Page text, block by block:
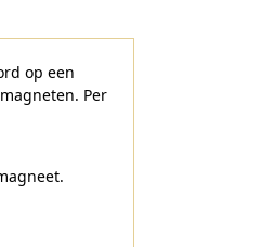
op een
Per